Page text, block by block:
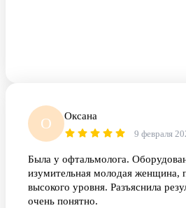
О Оксана
9 февраля
Была у офтальмолога.
изумительная молодая женщина,
высокого уровня. Разъяснила
очень понятно.